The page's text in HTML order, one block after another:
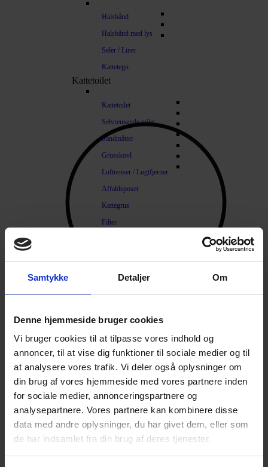
Samtykke Detaljer Om
Denne hjemmeside bruger cookies
Vi bruger cookies til at tilpasse vores indhold og
annoncer, til at vise dig funktioner til sociale medier og til
at analysere vores trafik. Vi deler også oplysninger om
din brug af vores hjemmeside med vores partnere inden
for sociale medier, annonceringspartnere og
analysepartnere. Vores partnere kan kombinere disse
data med andre oplysninger, du har givet dem, eller som
de har indsamlet fra din brug af deres tjenester.
Halsbånd
Halsbånd med lys
Seler / Liner
Kattetegn
Kattetoilet
Kattetoilet
Selvrensende toilet
Sandmåtter
Grusskovl
Luftrenser / Lugtfjerner
Affaldsposer
Kattegrus
Filter
Børster
Kamme
Sakse
Klippemaskine
Kosttilskud
Beroligende
Energiboost
Kattegræs
Kattemalt
Products search